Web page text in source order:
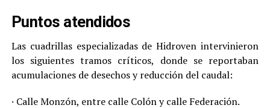
Puntos atendidos
Las cuadrillas especializadas de Hidroven intervinieron
los siguientes tramos críticos, donde se reportaban
acumulaciones de desechos y reducción del caudal:
· Calle Monzón, entre calle Colón y calle Federación.